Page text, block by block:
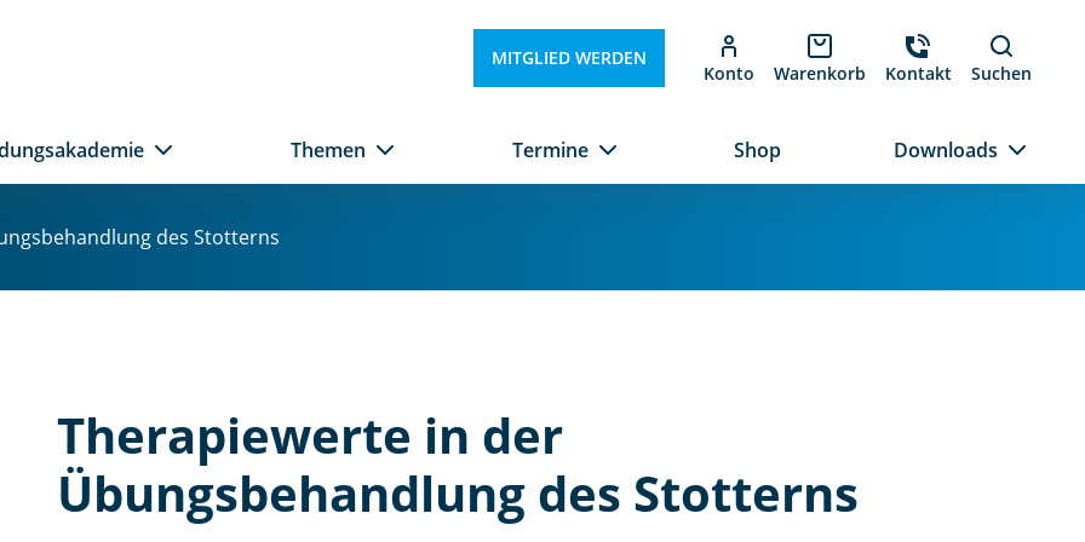
MITGLIED WERDEN
Konto Warenkorb Kontakt Suchen
Themen Termine Shop Downloads
des Stotterns
Therapiewerte in der
Übungsbehandlung des Stotterns